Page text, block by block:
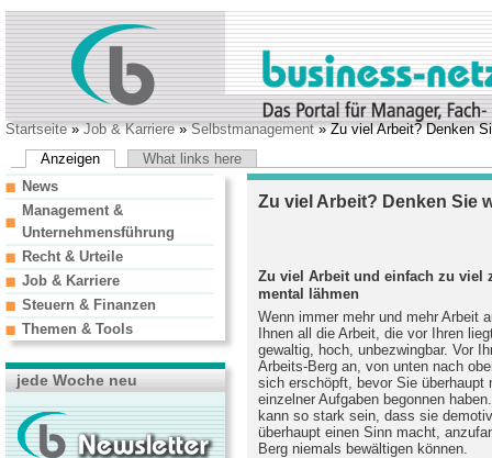
Startseite»Job & Karriere»Selbstmanagement» Zu viel Arbeit? Denken
Anzeigen
What links here
Zu viel Arbeit? Denken Sie
Zu viel Arbeit und einfach zu viel
mental lähmen
Wenn immer mehr und mehr Arbeit
Ihnen all die Arbeit, die vor Ihren
gewaltig, hoch, unbezwingbar. Vor
Arbeits-Berg an, von unten nach
sich erschöpft, bevor Sie überhaupt
einzelner Aufgaben begonnen
kann so stark sein, dass sie
überhaupt einen Sinn macht,
Berg niemals bewältigen können.
News
Management &
Unternehmensführung
Recht & Urteile
Job & Karriere
Steuern & Finanzen
Themen & Tools
jede Woche neu